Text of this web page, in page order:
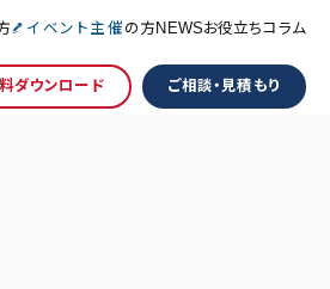
ダウンロード ご相談・見積もり
イベント主催 の方 NEWSお役立ちコラム